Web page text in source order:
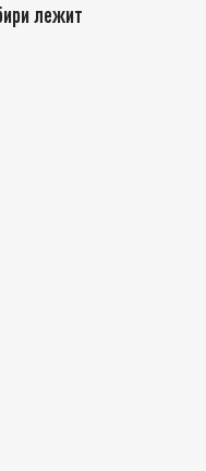
лежит